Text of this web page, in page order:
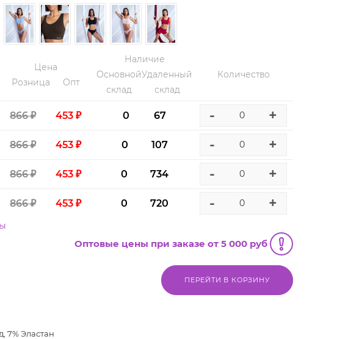
Цена
Розница
Опт
Наличие
Основной
склад
Удаленный
склад
Количество
866 ₽ 453 ₽ 0 67 - +
866 ₽ 453 ₽ 0 107 - +
866 ₽ 453 ₽ 0 734 - +
866 ₽ 453 ₽ 0 720 - +
Оптовые цены при заказе от 5 000 руб
ПЕРЕЙТИ В КОРЗИНУ
7% Эластан